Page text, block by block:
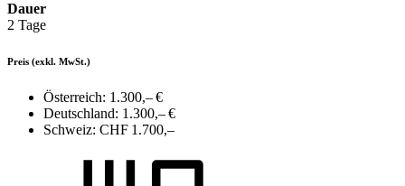
Dauer
2 Tage
Preis (exkl. MwSt.)
Österreich: 1.300,– €
Deutschland: 1.300,– €
Schweiz: CHF 1.700,–